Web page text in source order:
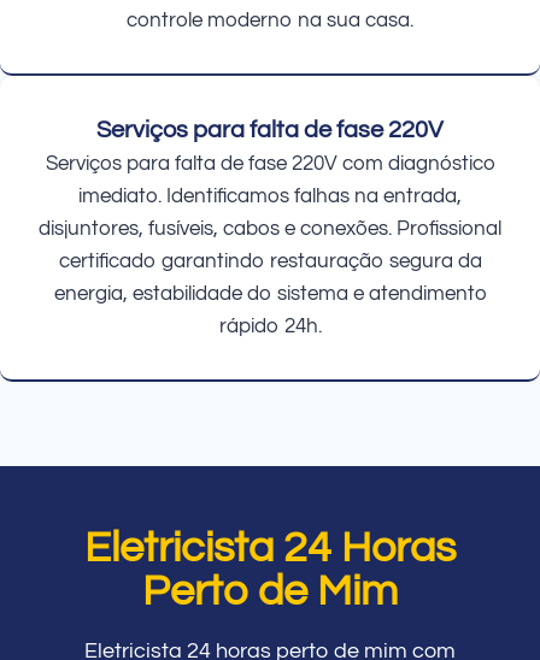
controle moderno na sua casa.
Serviços para falta de fase 220V
Serviços para falta de fase 220V com diagnóstico
imediato. Identificamos falhas na entrada,
disjuntores, fusíveis, cabos e conexões. Profissional
certificado garantindo restauração segura da
energia, estabilidade do sistema e atendimento
rápido 24h.
Eletricista 24 Horas
Perto de Mim
Eletricista 24 horas perto de mim com